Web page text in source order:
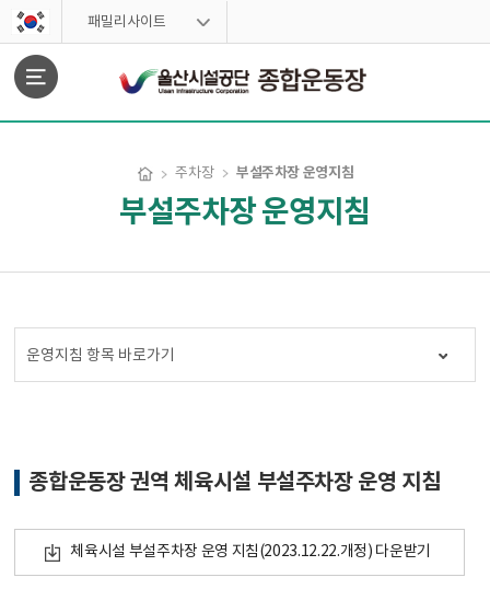
스킵네비게이션
패밀리사이트
주차장 부설주차장 운영지침
부설주차장 운영지침
운영지침 항목 바로가기
종합운동장 권역 체육시설 부설주차장 운영 지침
체육시설 부설주차장 운영 지침(2023.12.22.개정) 다운받기